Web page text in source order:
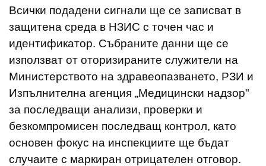
Всички подадени сигнали ще се записват в
защитена среда в НЗИС с точен час и
идентификатор. Събраните данни ще се
използват от оторизираните служители на
Министерството на здравеопазването, РЗИ и
Изпълнителна агенция „Медицински надзор"
за последващи анализи, проверки и
безкомпромисен последващ контрол, като
основен фокус на инспекциите ще бъдат
случаите с маркиран отрицателен отговор.